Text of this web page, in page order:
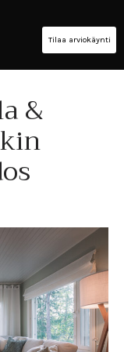
Tilaa arviokäynti
&